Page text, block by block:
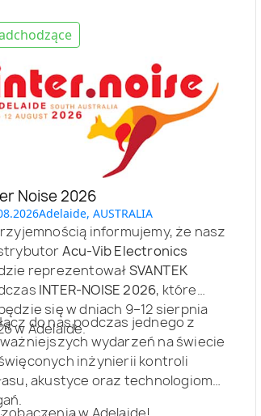
Noise 2026
Adelaide, AUSTRALIA
informujemy, że nasz
Acu-Vib Electronics
reprezentowałSVANTEK
INTER-NOISE 2026, które
się w dniach 9–12 sierpnia
w Adelaide.
do nas podczas jednego z
wydarzeń na świecie
inżynierii kontroli
akustyce oraz technologiom